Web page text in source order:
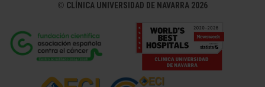
© CLÍNICA UNIVERSIDAD DE NAVARRA 2026